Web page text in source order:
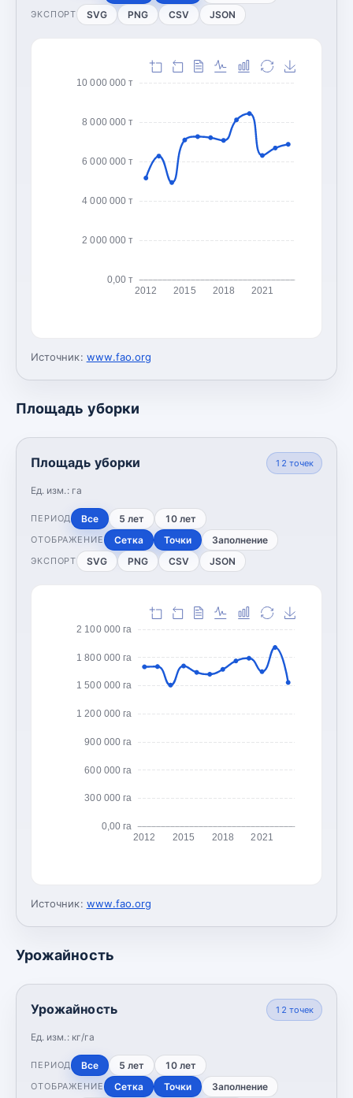
ЭКСПОРТ SVG PNG CSV JSON
0,00 т
2 000 000 т
4 000 000 т
6 000 000 т
8 000 000 т
10 000 000 т
2012 2015 2018 2021
Источник: www.fao.org
Площадь уборки
Площадь уборки
Ед. изм.: га
12 точек
ПЕРИОД Все 5 лет 10 лет
ОТОБРАЖЕНИЕ Сетка Точки Заполнение
ЭКСПОРТ SVG PNG CSV JSON
0,00 га
300 000 га
600 000 га
900 000 га
1 200 000 га
1 500 000 га
1 800 000 га
2 100 000 га
2012 2015 2018 2021
Источник: www.fao.org
Урожайность
Урожайность
Ед. изм.: кг/га
12 точек
ПЕРИОД Все 5 лет 10 лет
ОТОБРАЖЕНИЕ Сетка Точки Заполнение